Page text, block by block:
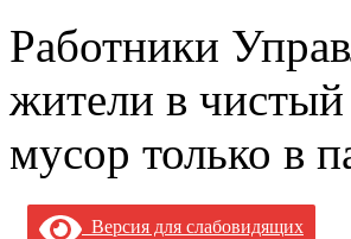
Работники
жители в
мусор только в
Версия для слабовидящих